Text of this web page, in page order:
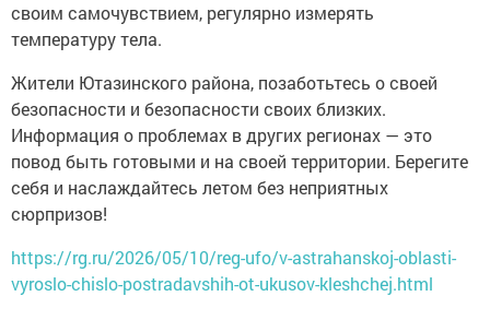
своим самочувствием, регулярно измерять
температуру тела.
Жители Ютазинского района, позаботьтесь о своей
безопасности и безопасности своих близких.
Информация о проблемах в других регионах — это
повод быть готовыми и на своей территории. Берегите
себя и наслаждайтесь летом без неприятных
сюрпризов!
https://rg.ru/2026/05/10/reg-ufo/v-astrahanskoj-oblasti-
vyroslo-chislo-postradavshih-ot-ukusov-kleshchej.html